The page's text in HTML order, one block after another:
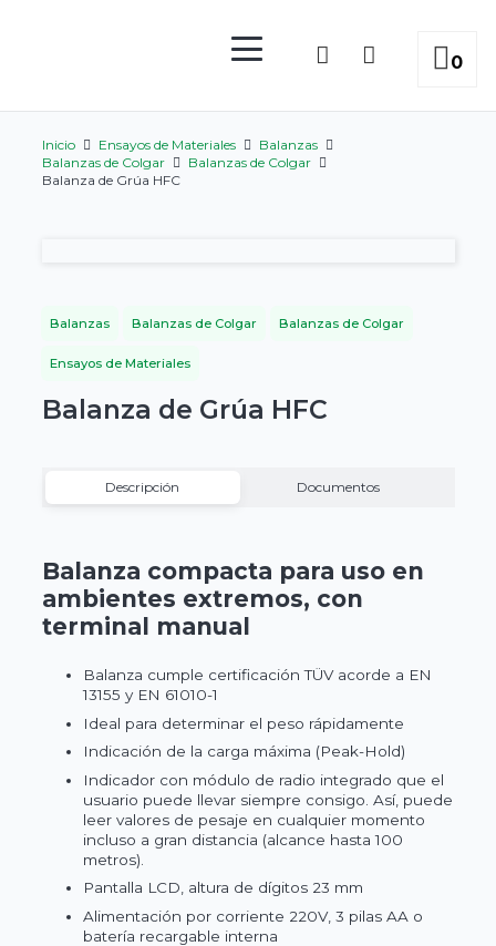
0
Inicio Ensayos de Materiales
Balanzas
Balanzas de Colgar
Balanzas de Colgar
Balanza de Grúa HFC
Balanzas Balanzas de Colgar Balanzas de Colgar
Ensayos de Materiales
Balanza de Grúa HFC
Descripción Documentos
Balanza compacta para uso en
ambientes extremos, con
terminal manual
Balanza cumple certificación TÜV acorde a EN
13155 y EN 61010-1
Ideal para determinar el peso rápidamente
Indicación de la carga máxima (Peak-Hold)
Indicador con módulo de radio integrado que el
usuario puede llevar siempre consigo. Así, puede
leer valores de pesaje en cualquier momento
incluso a gran distancia (alcance hasta 100
metros).
Pantalla LCD, altura de dígitos 23 mm
Alimentación por corriente 220V, 3 pilas AA o
batería recargable interna